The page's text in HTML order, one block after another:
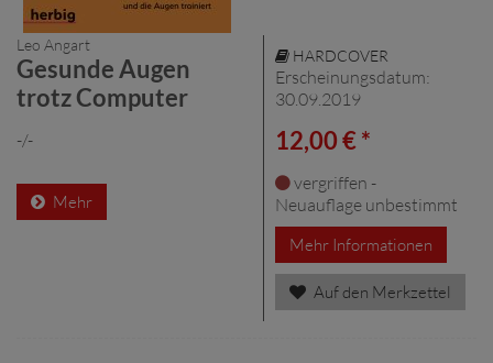
Leo Angart
Gesunde Augen
trotz Computer
-/-
Mehr
HARDCOVER
Erscheinungsdatum:
30.09.2019
12,00 € *
vergriffen -
Neuauflage unbestimmt
Mehr Informationen
Auf den Merkzettel